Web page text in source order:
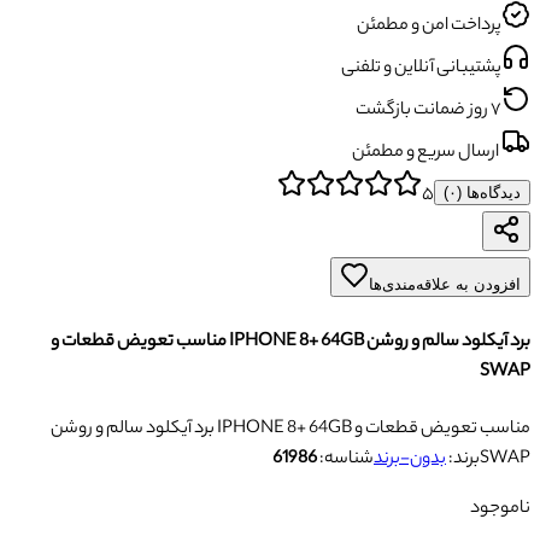
پرداخت امن و مطمئن
پشتیبانی آنلاین و تلفنی
۷ روز ضمانت بازگشت
ارسال سریع و مطمئن
دیدگاه‌ها (۰) ۵
افزودن به علاقه‌مندی‌ها
برد آیکلود سالم و روشن IPHONE 8+ 64GB مناسب تعویض قطعات و
SWAP
برد آیکلود سالم و روشن IPHONE 8+ 64GB مناسب تعویض قطعات و
SWAPبرند:بدون-برندشناسه:61986
ناموجود